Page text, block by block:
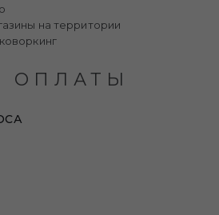
на территории
ОПЛАТЫ